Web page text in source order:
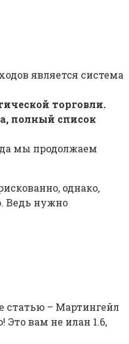
является система
торговли.
полный список
мы продолжаем
однако,
Ведь нужно
статью – Мартингейл
Это вам не илан 1.6,